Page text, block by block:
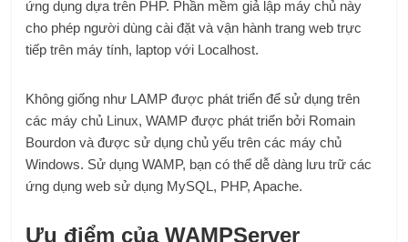
ứng dụng dựa trên PHP. Phần mềm giả lập máy chủ này
cho phép người dùng cài đặt và vận hành trang web trực
tiếp trên máy tính, laptop với Localhost.
Không giống như LAMP được phát triển để sử dụng trên
các máy chủ Linux, WAMP được phát triển bởi Romain
Bourdon và được sử dụng chủ yếu trên các máy chủ
Windows. Sử dụng WAMP, bạn có thể dễ dàng lưu trữ các
ứng dụng web sử dụng MySQL, PHP, Apache.
Ưu điểm của WAMPServer